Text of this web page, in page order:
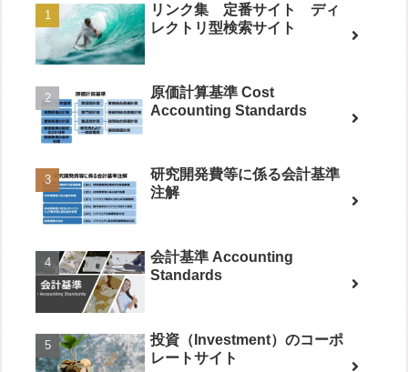
リンク集 定番サイト ディ
レクトリ型検索サイト
原価計算基準 Cost
Accounting Standards
研究開発費等に係る会計基準
注解
会計基準 Accounting
Standards
投資（Investment）のコーポ
レートサイト